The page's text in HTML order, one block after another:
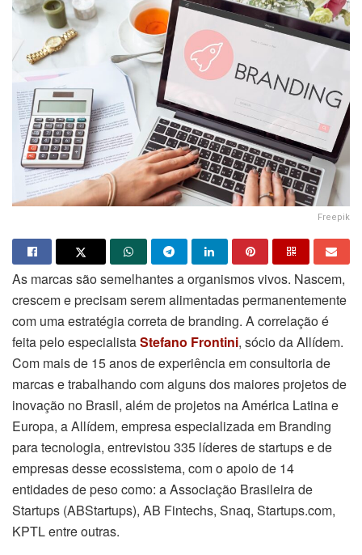
Freepik
As marcas são semelhantes a organismos vivos. Nascem,
crescem e precisam serem alimentadas permanentemente
com uma estratégia correta de branding. A correlação é
feita pelo especialistaStefano Frontini, sócio da Allídem.
Com mais de 15 anos de experiência em consultoria de
marcas e trabalhando com alguns dos maiores projetos de
inovação no Brasil, além de projetos na América Latina e
Europa, a Allídem, empresa especializada em Branding
para tecnologia, entrevistou 335 líderes de startups e de
empresas desse ecossistema, com o apoio de 14
entidades de peso como: a Associação Brasileira de
Startups (ABStartups), AB Fintechs, Snaq, Startups.com,
KPTL entre outras.